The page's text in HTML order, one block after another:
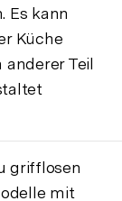
Es kann
Küche
Teil
grifflosen
mit